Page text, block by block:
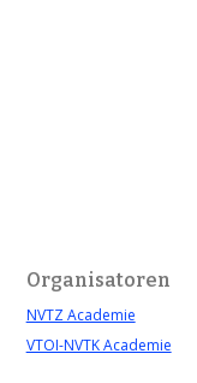
Organisatoren
NVTZ Academie
VTOI-NVTK Academie